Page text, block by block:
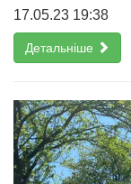
17.05.23 19:38
Детальніше